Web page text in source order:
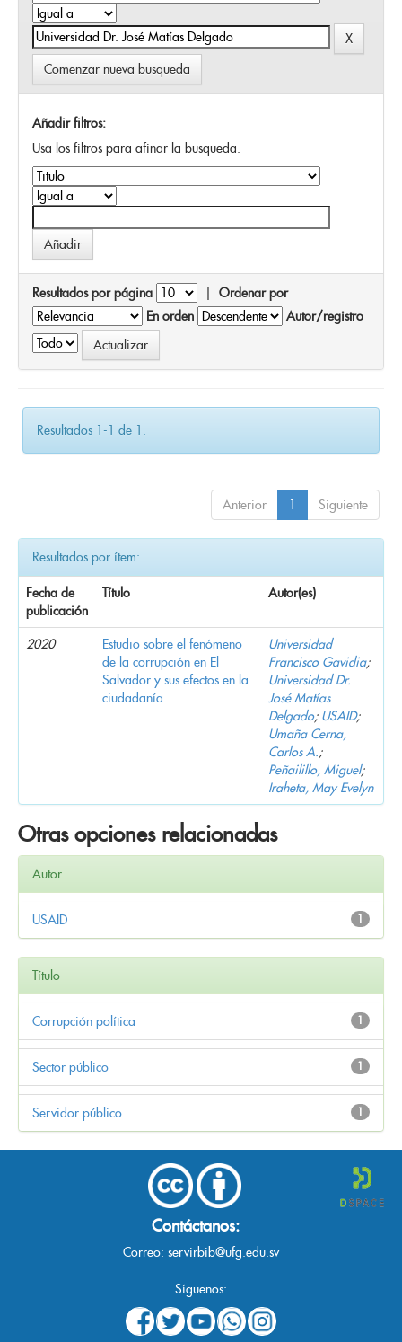
Comenzar nueva busqueda
Añadir filtros:
Usa los filtros para afinar la busqueda.
Resultados por página | Ordenar por
En orden
Autor/registro
Resultados 1-1 de 1.
Anterior 1 Siguiente
Resultados por ítem:
Fecha de
publicación
Título Autor(es)
2020
Estudio sobre el fenómeno
de la corrupción en El
Salvador y sus efectos en la
ciudadanía
Universidad
Francisco Gavidia;
Universidad Dr.
José Matías
Delgado; USAID;
Umaña Cerna,
Carlos A.;
Peñailillo, Miguel;
Iraheta, May Evelyn
Otras opciones relacionadas
Autor
1
USAID
Título
1
Corrupción política
1
Sector público
1
Servidor público
Contáctanos:
Correo: servirbib@ufg.edu.sv
Síguenos: